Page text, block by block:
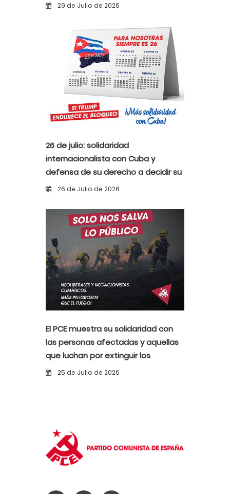
29 de Julio de 2026
26 de julio: solidaridad
internacionalista con Cuba y
defensa de su derecho a decidir su
propio destino
26 de Julio de 2026
El PCE muestra su solidaridad con
las personas afectadas y aquellas
que luchan por extinguir los
incendios
25 de Julio de 2026